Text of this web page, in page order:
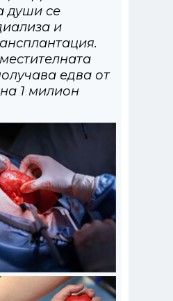
души се
и
едва от
1 милион